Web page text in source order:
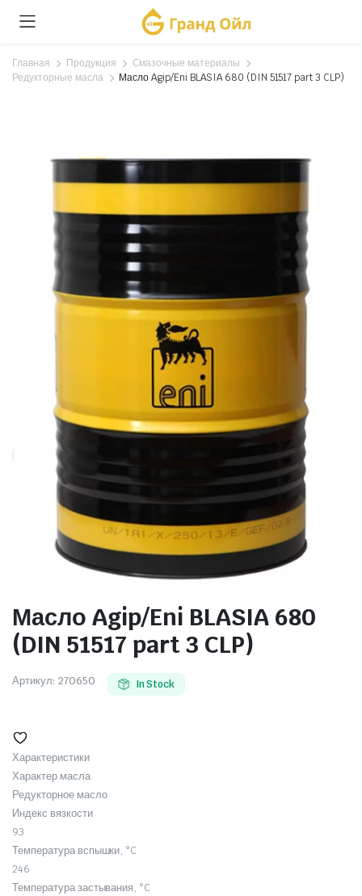
Главная Продукция
Смазочные материалы
Редукторные масла
Масло Agip/Eni BLASIA 680 (DIN 51517 part 3 CLP)
Масло Agip/Eni BLASIA 680
(DIN 51517 part 3 CLP)
Артикул: 270650 In Stock
Характеристики
Характер масла
Редукторное масло
Индекс вязкости
93
Температура вспышки, °C
246
Температура застывания, °C